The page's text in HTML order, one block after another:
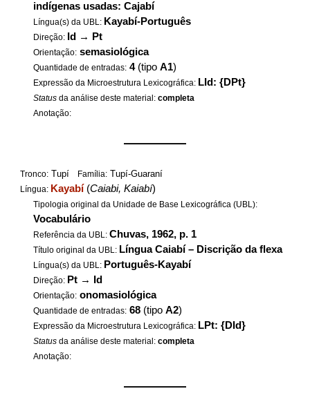
indígenas usadas: Cajabí
Língua(s) da UBL: Kayabí-Português
Direção: Id → Pt
Orientação: semasiológica
Quantidade de entradas: 4(tipoA1)
Expressão da Microestrutura Lexicográfica: LId: {DPt}
Status da análise deste material:completa
Anotação:
——————
Tronco: Tupí Família: Tupí-Guaraní
Língua: Kayabí (Caiabi, Kaiabí)
Tipologia original da Unidade de Base Lexicográfica (UBL):
Vocabulário
Referência da UBL:Chuvas, 1962, p. 1
Título original da UBL: Língua Caiabí – Discrição da flexa
Língua(s) da UBL: Português-Kayabí
Direção: Pt → Id
Orientação: onomasiológica
Quantidade de entradas: 68 (tipoA2)
Expressão da Microestrutura Lexicográfica: LPt: {DId}
Status da análise deste material:completa
Anotação:
——————